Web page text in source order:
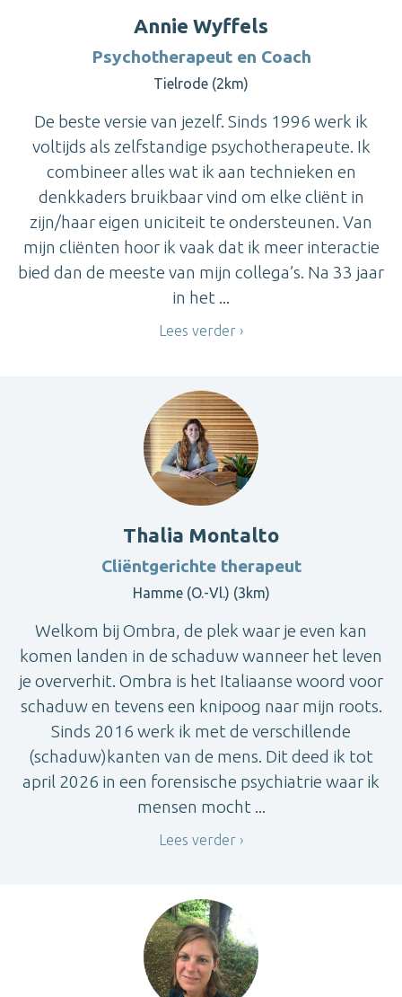
Annie Wyffels
Psychotherapeut en Coach
Tielrode (2km)
De beste versie van jezelf. Sinds 1996 werk ik
voltijds als zelfstandige psychotherapeute. Ik
combineer alles wat ik aan technieken en
denkkaders bruikbaar vind om elke cliënt in
zijn/haar eigen uniciteit te ondersteunen. Van
mijn cliënten hoor ik vaak dat ik meer interactie
bied dan de meeste van mijn collega’s. Na 33 jaar
in het ...
Lees verder
Thalia Montalto
Cliëntgerichte therapeut
Hamme (O.-Vl.) (3km)
Welkom bij Ombra, de plek waar je even kan
komen landen in de schaduw wanneer het leven
je oververhit. Ombra is het Italiaanse woord voor
schaduw en tevens een knipoog naar mijn roots.
Sinds 2016 werk ik met de verschillende
(schaduw)kanten van de mens. Dit deed ik tot
april 2026 in een forensische psychiatrie waar ik
mensen mocht ...
Lees verder